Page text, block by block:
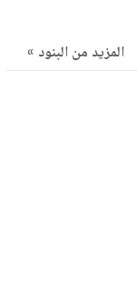
المزيد من البنود »